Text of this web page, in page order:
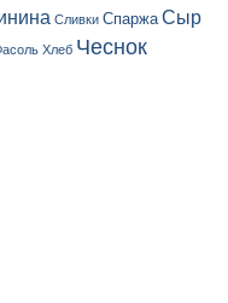
Сливки Спаржа Сыр
Хлеб Чеснок